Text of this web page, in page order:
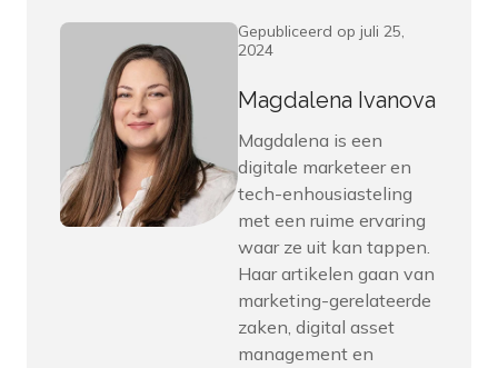
Gepubliceerd op juli 25,
2024
Magdalena Ivanova
Magdalena is een
digitale marketeer en
tech-enhousiasteling
met een ruime ervaring
waar ze uit kan tappen.
Haar artikelen gaan van
marketing-gerelateerde
zaken, digital asset
management en